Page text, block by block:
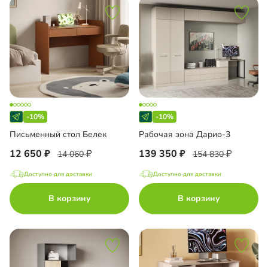
-10%
Письменный стол Белек
12 650 14 060
Доступно для доставки
В корзину
-10%
Рабочая зона Дарио-3
139 350 154 830
Доступно для доставки
В корзину